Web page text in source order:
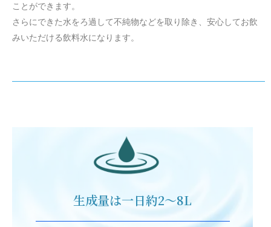
ことができます。
さらにできた水をろ過して不純物などを取り除き、安心してお飲
みいただける飲料水になります。
生成量は一日約2～8L